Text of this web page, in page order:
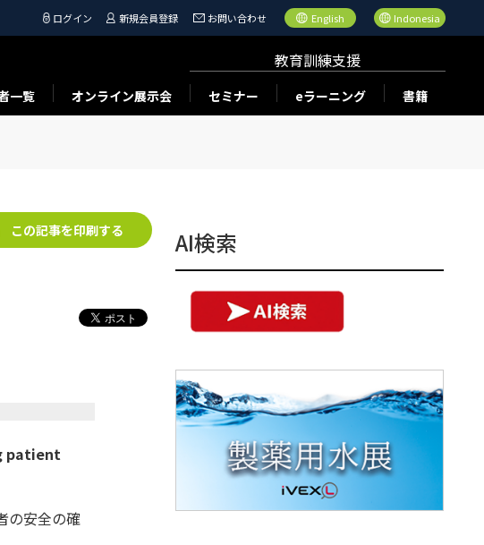
ログイン 新規会員登録 お問い合わせ English Indonesia
一覧 オンライン展示会
教育訓練支援
セミナー eラーニング 書籍
この記事を印刷する
patient
の安全の確
AI検索